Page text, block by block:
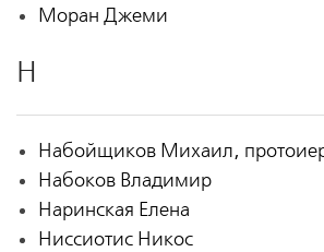
Моран Джеми
Н
Набойщиков Михаил,
Набоков Владимир
Наринская Елена
Ниссиотис Никос